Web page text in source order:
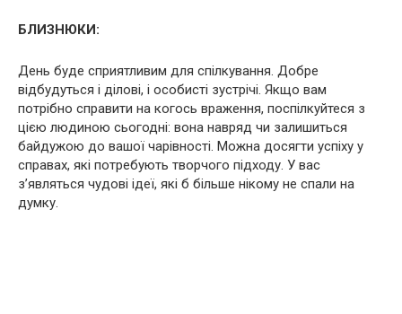
БЛИЗНЮКИ:
День буде сприятливим для спілкування. Добре
відбудуться і ділові, і особисті зустрічі. Якщо вам
потрібно справити на когось враження, поспілкуйтеся з
цією людиною сьогодні: вона навряд чи залишиться
байдужою до вашої чарівності. Можна досягти успіху у
справах, які потребують творчого підходу. У вас
з’являться чудові ідеї, які б більше нікому не спали на
думку.